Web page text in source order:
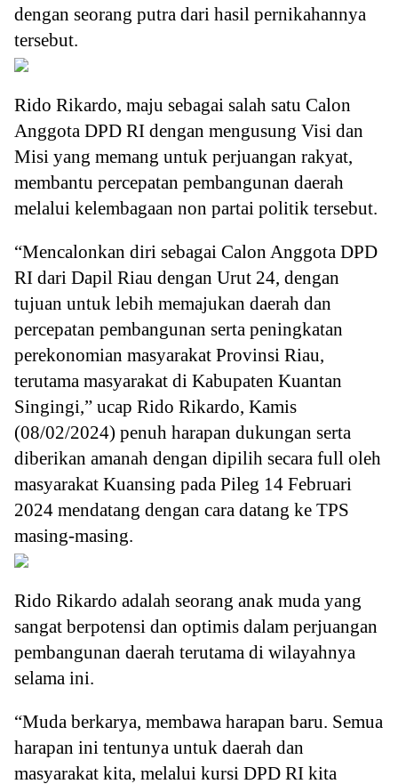
dengan seorang putra dari hasil pernikahannya
tersebut.
Rido Rikardo, maju sebagai salah satu Calon
Anggota DPD RI dengan mengusung Visi dan
Misi yang memang untuk perjuangan rakyat,
membantu percepatan pembangunan daerah
melalui kelembagaan non partai politik tersebut.
“Mencalonkan diri sebagai Calon Anggota DPD
RI dari Dapil Riau dengan Urut 24, dengan
tujuan untuk lebih memajukan daerah dan
percepatan pembangunan serta peningkatan
perekonomian masyarakat Provinsi Riau,
terutama masyarakat di Kabupaten Kuantan
Singingi,” ucap Rido Rikardo, Kamis
(08/02/2024) penuh harapan dukungan serta
diberikan amanah dengan dipilih secara full oleh
masyarakat Kuansing pada Pileg 14 Februari
2024 mendatang dengan cara datang ke TPS
masing-masing.
Rido Rikardo adalah seorang anak muda yang
sangat berpotensi dan optimis dalam perjuangan
pembangunan daerah terutama di wilayahnya
selama ini.
“Muda berkarya, membawa harapan baru. Semua
harapan ini tentunya untuk daerah dan
masyarakat kita, melalui kursi DPD RI kita